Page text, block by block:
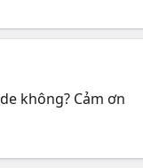
không? Cảm ơn